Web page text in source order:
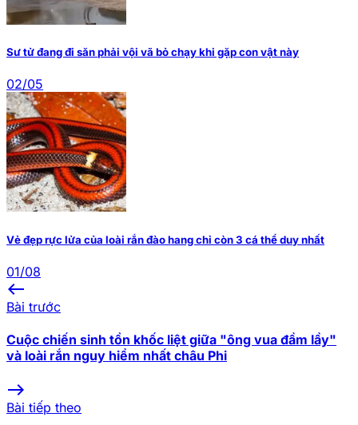
Sư tử đang đi săn phải vội vã bỏ chạy khi gặp con vật này
02/05
Vẻ đẹp rực lửa của loài rắn đào hang chỉ còn 3 cá thể duy nhất
01/08
west
Bài trước
Cuộc chiến sinh tồn khốc liệt giữa "ông vua đầm lầy"
và loài rắn nguy hiểm nhất châu Phi
east
Bài tiếp theo